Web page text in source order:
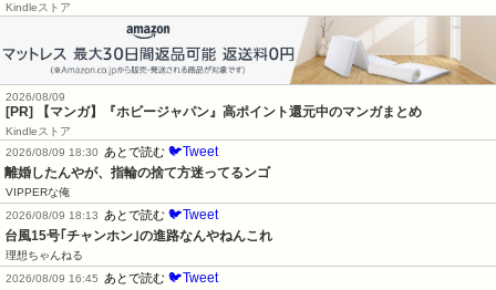
Kindleストア
2026/08/09
[PR] 【マンガ】『ホビージャパン』高ポイント還元中のマンガまとめ
Kindleストア
2026/08/09 18:30
あとで読む 🐦Tweet
離婚したんやが、指輪の捨て方迷ってるンゴ
VIPPERな俺
2026/08/09 18:13
あとで読む 🐦Tweet
台風15号｢チャンホン｣の進路なんやねんこれ
理想ちゃんねる
2026/08/09 16:45
あとで読む 🐦Tweet